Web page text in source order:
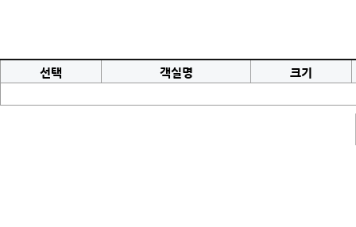
선택 객실명 크기